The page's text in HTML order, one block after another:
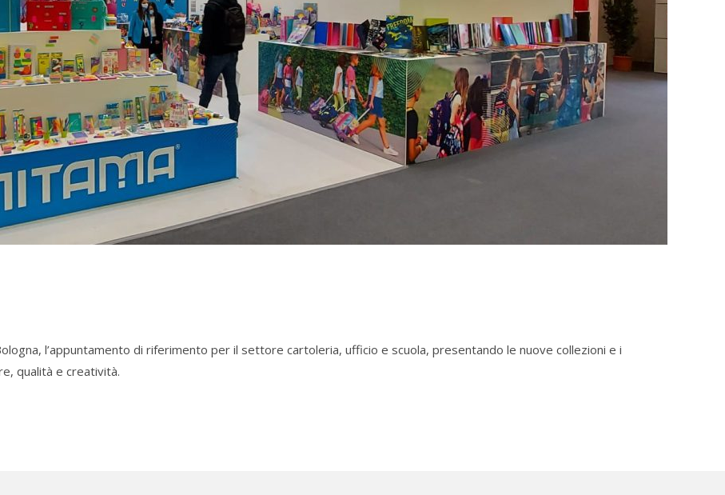
l’appuntamento di riferimento per il settore cartoleria, ufficio e scuola, presentando le nuove collezioni e i
qualità e creatività.